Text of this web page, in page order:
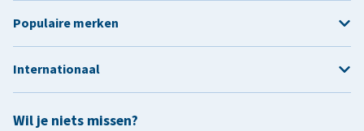
Wil je niets missen?
Populaire merken
Internationaal